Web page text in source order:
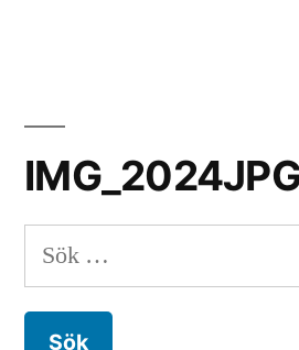
Sök
efter: